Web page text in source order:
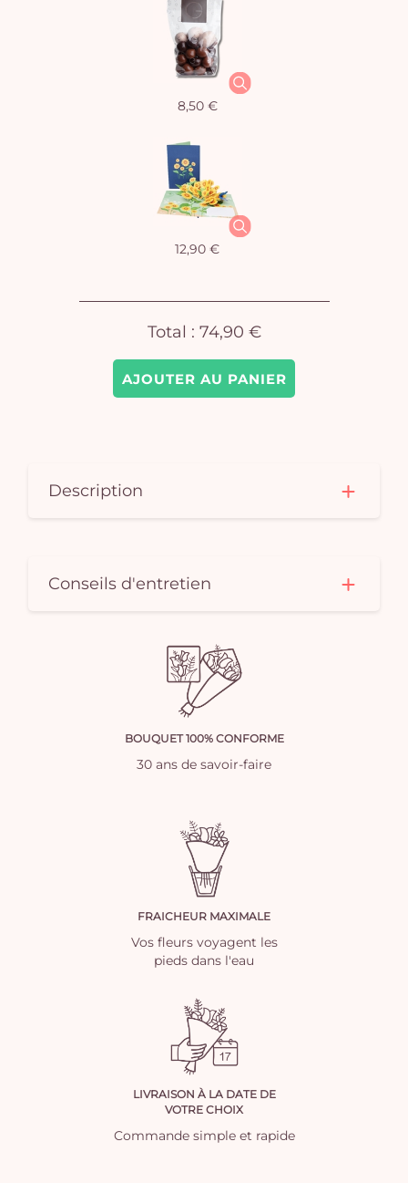
AJOUTER AU PANIER
8,50 €
12,90 €
Total : 74,90 €
Description
Conseils d'entretien
BOUQUET 100% CONFORME
30 ans de savoir-faire
FRAICHEUR MAXIMALE
Vos fleurs voyagent les
pieds dans l'eau
LIVRAISON À LA DATE DE
VOTRE CHOIX
Commande simple et rapide